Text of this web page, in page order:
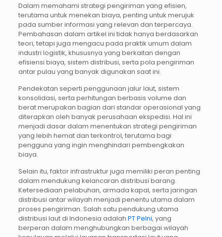
Dalam memahami strategi pengiriman yang efisien,
terutama untuk menekan biaya, penting untuk merujuk
pada sumber informasi yang relevan dan terpercaya.
Pembahasan dalam artikel ini tidak hanya berdasarkan
teori, tetapi juga mengacu pada praktik umum dalam
industri logistik, khususnya yang berkaitan dengan
efisiensi biaya, sistem distribusi, serta pola pengiriman
antar pulau yang banyak digunakan saat ini.
Pendekatan seperti penggunaan jalur laut, sistem
konsolidasi, serta perhitungan berbasis volume dan
berat merupakan bagian dari standar operasional yang
diterapkan oleh banyak perusahaan ekspedisi. Hal ini
menjadi dasar dalam menentukan strategi pengiriman
yang lebih hemat dan terkontrol, terutama bagi
pengguna yang ingin menghindari pembengkakan
biaya.
Selain itu, faktor infrastruktur juga memiliki peran penting
dalam mendukung kelancaran distribusi barang.
Ketersediaan pelabuhan, armada kapal, serta jaringan
distribusi antar wilayah menjadi penentu utama dalam
proses pengiriman. Salah satu pendukung utama
distribusi laut di Indonesia adalah PT Pelni, yang
berperan dalam menghubungkan berbagai wilayah